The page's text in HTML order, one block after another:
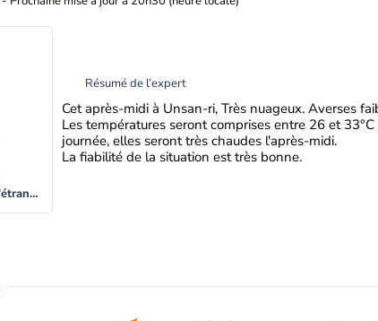
Actualités Météo à l'étranger
Résumé de l’expert
Cet après-midi à Unsan-ri, Très nuageux. Averses
Les températures seront comprises entre 26 et 33°C
journée, elles seront très chaudes l'après-midi.
La fiabilité de la situation est très bonne.